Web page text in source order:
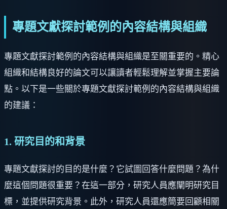
專題文獻探討範例的內容結構與組織
專題文獻探討範例的內容結構與組織是至關重要的。精心
組織和結構良好的論文可以讓讀者輕鬆理解並掌握主要論
點。以下是一些關於專題文獻探討範例的內容結構與組織
的建議：
1. 研究目的和背景
專題文獻探討的目的是什麼？它試圖回答什麼問題？為什
麼這個問題很重要？在這一部分，研究人員應闡明研究目
標，並提供研究背景。此外，研究人員還應簡要回顧相關